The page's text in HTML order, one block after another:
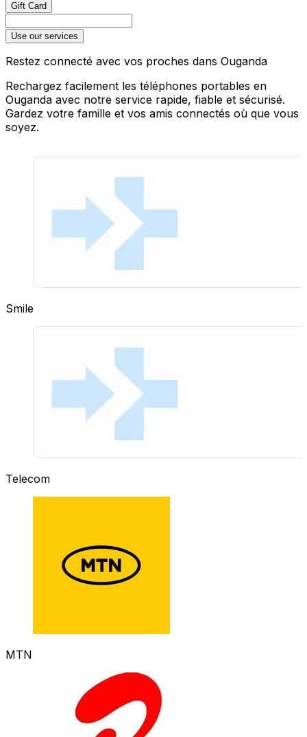
Gift Card
Use our services
Restez connecté avec vos proches dans Ouganda
Rechargez facilement les téléphones portables en
Ouganda avec notre service rapide, fiable et sécurisé.
Gardez votre famille et vos amis connectés où que vous
soyez.
Smile
Telecom
MTN